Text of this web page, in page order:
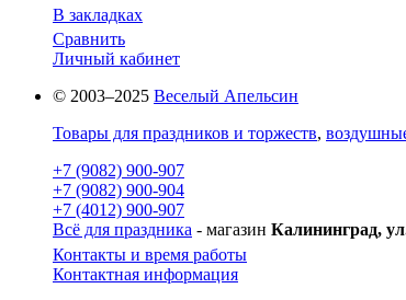
В закладках
Сравнить
Личный кабинет
© 2003–2025 Веселый Апельсин
Товары для праздников и торжеств,
+7 (9082) 900-907
+7 (9082) 900-904
+7 (4012) 900-907
Всё для праздника - магазин Калининград,
Контакты и время работы
Контактная информация